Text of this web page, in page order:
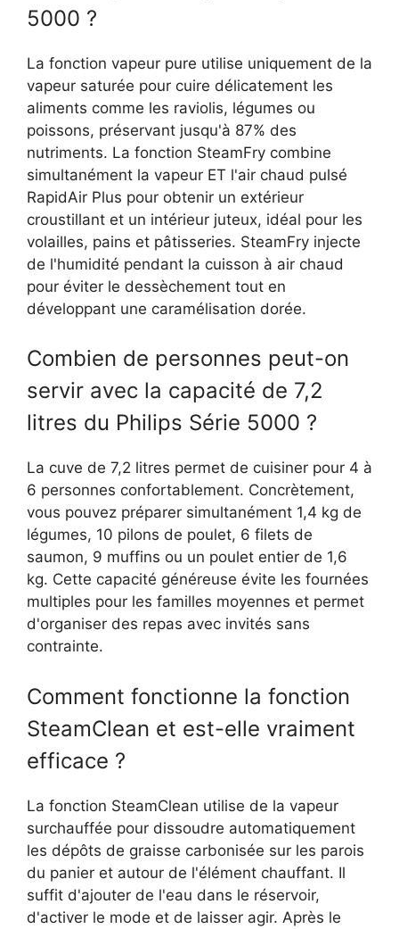
5000 ?
La fonction vapeur pure utilise uniquement de la
vapeur saturée pour cuire délicatement les
aliments comme les raviolis, légumes ou
poissons, préservant jusqu'à 87% des
nutriments. La fonction SteamFry combine
simultanément la vapeur ET l'air chaud pulsé
RapidAir Plus pour obtenir un extérieur
croustillant et un intérieur juteux, idéal pour les
volailles, pains et pâtisseries. SteamFry injecte
de l'humidité pendant la cuisson à air chaud
pour éviter le dessèchement tout en
développant une caramélisation dorée.
Combien de personnes peut-on
servir avec la capacité de 7,2
litres du Philips Série 5000 ?
La cuve de 7,2 litres permet de cuisiner pour 4 à
6 personnes confortablement. Concrètement,
vous pouvez préparer simultanément 1,4 kg de
légumes, 10 pilons de poulet, 6 filets de
saumon, 9 muffins ou un poulet entier de 1,6
kg. Cette capacité généreuse évite les fournées
multiples pour les familles moyennes et permet
d'organiser des repas avec invités sans
contrainte.
Comment fonctionne la fonction
SteamClean et est-elle vraiment
efficace ?
La fonction SteamClean utilise de la vapeur
surchauffée pour dissoudre automatiquement
les dépôts de graisse carbonisée sur les parois
du panier et autour de l'élément chauffant. Il
suffit d'ajouter de l'eau dans le réservoir,
d'activer le mode et de laisser agir. Après le